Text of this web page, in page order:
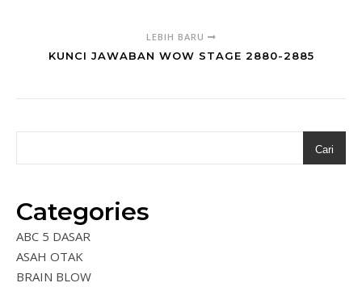
LEBIH BARU
KUNCI JAWABAN WOW STAGE 2880-2885
Cari
Categories
ABC 5 DASAR
ASAH OTAK
BRAIN BLOW